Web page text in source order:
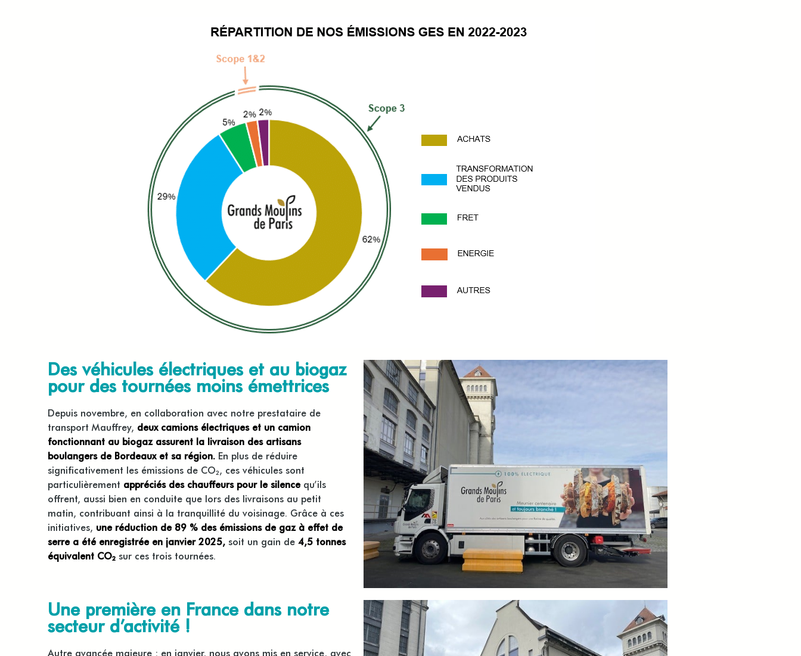
Des véhicules électriques et au biogaz
pour des tournées moins émettrices
Depuis novembre, en collaboration avec notre prestataire de
transport Mauffrey, deux camions électriques et un camion
fonctionnant au biogaz assurent la livraison des artisans
boulangers de Bordeaux et sa région. En plus de réduire
significativement les émissions de CO₂, ces véhicules sont
particulièrement appréciés des chauffeurs pour le silencequ’ils
offrent, aussi bien en conduite que lors des livraisons au petit
matin, contribuant ainsi à la tranquillité du voisinage. Grâce à ces
initiatives, une réduction de 89 % des émissions de gaz à effet de
serre a été enregistrée en janvier 2025, soit un gain de 4,5 tonnes
équivalent CO₂ sur ces trois tournées.
Une première en France dans notre
secteur d’activité !
Autre avancée majeure : en janvier, nous avons mis en service, avec